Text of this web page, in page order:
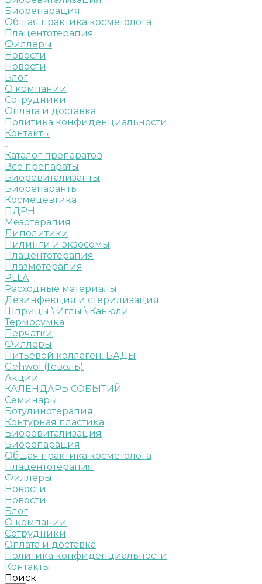
Биорепарация
Общая практика косметолога
Плацентотерапия
Филлеры
Новости
Новости
Блог
О компании
Сотрудники
Оплата и доставка
Политика конфиденциальности
Контакты
...
Каталог препаратов
Все препараты
Биоревитализанты
Биорепаранты
Космецевтика
ПДРН
Мезотерапия
Липолитики
Пилинги и экзосомы
Плацентотерапия
Плазмотерапия
PLLA
Расходные материалы
Дезинфекция и стерилизация
Шприцы \ Иглы \ Канюли
Термосумка
Перчатки
Филлеры
Питьевой коллаген. БАДы
Gehwol (Геволь)
Акции
КАЛЕНДАРЬ СОБЫТИЙ
Семинары
Ботулинотерапия
Контурная пластика
Биоревитализация
Биорепарация
Общая практика косметолога
Плацентотерапия
Филлеры
Новости
Новости
Блог
О компании
Сотрудники
Оплата и доставка
Политика конфиденциальности
Контакты
Поиск